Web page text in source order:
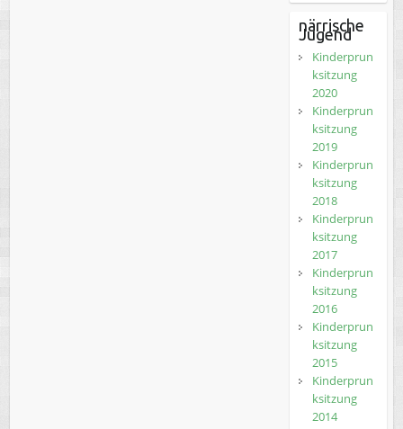
närrische
Jugend
Kinderprun
ksitzung
2020
Kinderprun
ksitzung
2019
Kinderprun
ksitzung
2018
Kinderprun
ksitzung
2017
Kinderprun
ksitzung
2016
Kinderprun
ksitzung
2015
Kinderprun
ksitzung
2014